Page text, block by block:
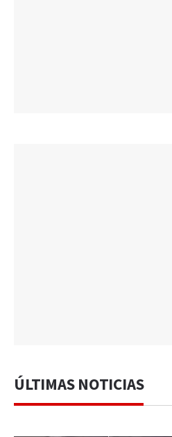
ÚLTIMAS NOTICIAS